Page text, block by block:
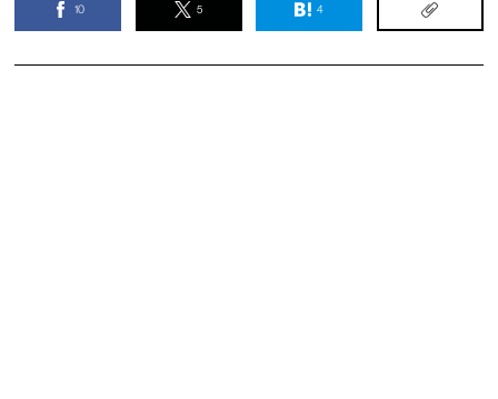
10 5 4